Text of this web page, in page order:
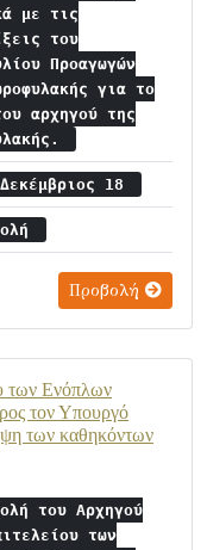
με τις
του
Προαγωγών
για το
αρχηγού της
18
Προβολή
των Ενόπλων
τον Υπουργό
των καθηκόντων
του Αρχηγού
των